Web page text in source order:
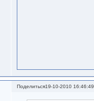
Поделиться19-10-2010 16:46:49